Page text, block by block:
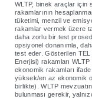
- Verilerin
Yukarıdaki aynı
destek ve hizmet
ortaklarımız,
WLTP, binek araçlar için
rakamlarının
tüketimi, menzil ve
rakamlar vermek üzere
daha zorlu bir test
opsiyonel donanımla,
test eder. Gösterilen
Enerjisi) rakamları
ekonomik rakamları
yüksek/en az ekonomik
birlikte). WLTP
bulunması gerekir,